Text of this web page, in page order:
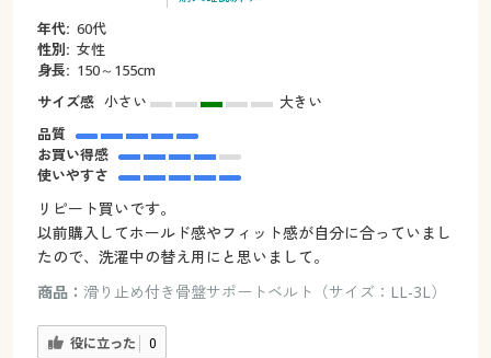
年代: 60代
性別: 女性
身長: 150～155cm
サイズ感 小さい
大きい
品質
お買い得感
使いやすさ
リピート買いです。
以前購入してホールド感やフィット感が自分に合っていまし
たので、洗濯中の替え用にと思いまして。
商品： 滑り止め付き骨盤サポートベルト（サイズ：LL-3L）
役に立った 0